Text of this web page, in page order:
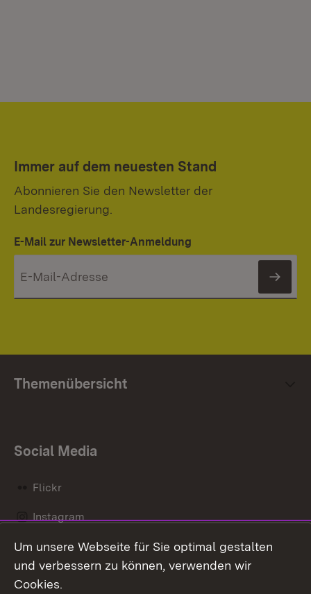
Immer auf dem neuesten Stand
Abonnieren Sie den Newsletter der
Landesregierung.
E-Mail zur Newsletter-Anmeldung
Themenübersicht
Social Media
Flickr
Instagram
Social Wall
Um unsere Webseite für Sie optimal gestalten
und verbessern zu können, verwenden wir
Cookies.